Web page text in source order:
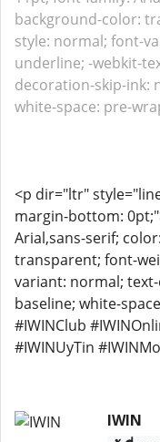
background-color:
style: normal; font-
underline; -webkit-
decoration-skip-ink:
white-space: pre-
<p dir="ltr"
margin-bottom:
Arial,sans-serif;
transparent; font-
variant: normal;
baseline; white-
#IWINClub
#IWINUyTin
IWIN